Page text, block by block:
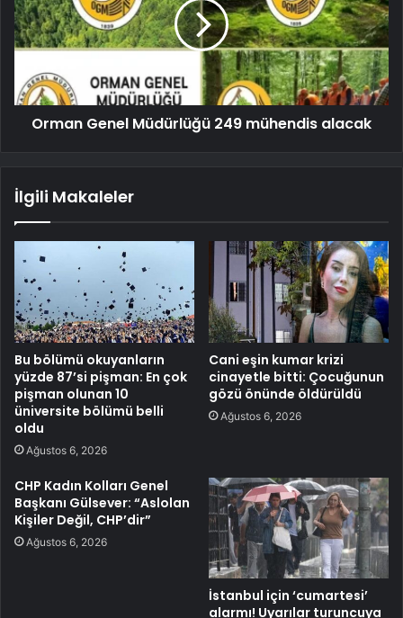
Orman Genel Müdürlüğü 249 mühendis alacak
İlgili Makaleler
Bu bölümü okuyanların
yüzde 87’si pişman: En çok
pişman olunan 10
üniversite bölümü belli
oldu
Ağustos 6, 2026
Cani eşin kumar krizi
cinayetle bitti: Çocuğunun
gözü önünde öldürüldü
Ağustos 6, 2026
CHP Kadın Kolları Genel
Başkanı Gülsever: “Aslolan
Kişiler Değil, CHP’dir”
Ağustos 6, 2026
İstanbul için ‘cumartesi’
alarmı! Uyarılar turuncuya